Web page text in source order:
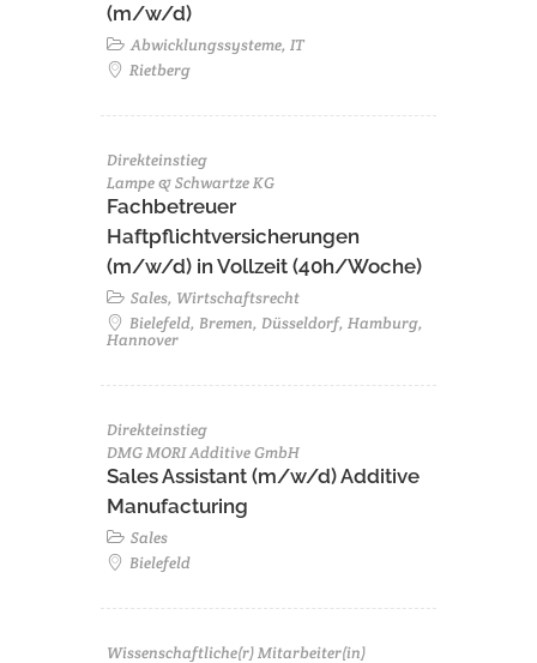
(m/w/d)
Abwicklungssysteme, IT
Rietberg
Direkteinstieg
Lampe & Schwartze KG
Fachbetreuer
Haftpflichtversicherungen
(m/w/d) in Vollzeit (40h/Woche)
Sales, Wirtschaftsrecht
Bielefeld, Bremen, Düsseldorf, Hamburg,
Hannover
Direkteinstieg
DMG MORI Additive GmbH
Sales Assistant (m/w/d) Additive
Manufacturing
Sales
Bielefeld
Wissenschaftliche(r) Mitarbeiter(in)